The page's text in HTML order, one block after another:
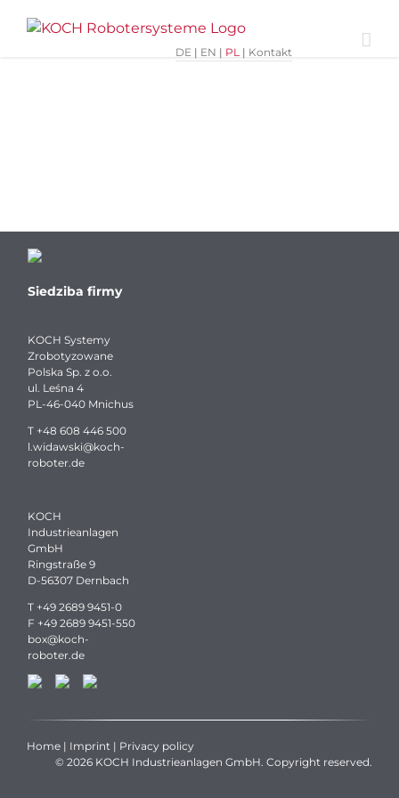
DE | EN | PL | Kontakt
Siedziba firmy
KOCH Systemy
Zrobotyzowane
Polska Sp. z o.o.
ul. Leśna 4
PL-46-040 Mnichus
T +48 608 446 500
l.widawski@koch-
roboter.de
KOCH
Industrieanlagen
GmbH
Ringstraße 9
D-56307 Dernbach
T +49 2689 9451-0
F +49 2689 9451-550
box@koch-
roboter.de
Home | Imprint | Privacy policy
© 2026 KOCH Industrieanlagen GmbH. Copyright reserved.